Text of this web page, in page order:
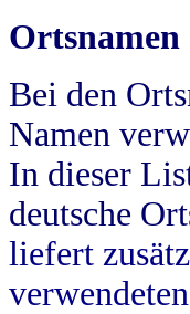
Ortsnamen
Bei den
Namen
In dieser
deutsche
liefert